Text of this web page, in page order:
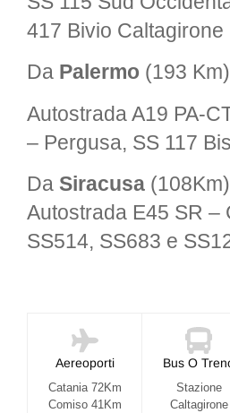
417 Bivio Caltagirone
Da Palermo (193
Autostrada A19 PA-
– Pergusa, SS 117
Da Siracusa
Autostrada E45 SR –
SS514, SS683 e
Aereoporti
Catania 72Km
Comiso 41Km
Bus O
Stazione
Caltagirone